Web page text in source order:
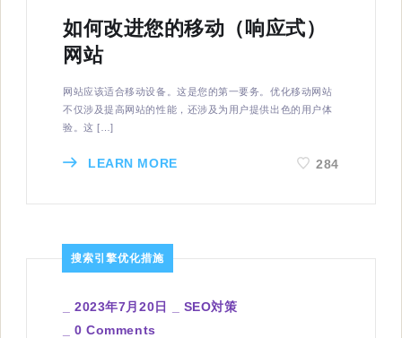
如何改进您的移动（响应式）
网站
网站应该适合移动设备。这是您的第一要务。优化移动网站
不仅涉及提高网站的性能，还涉及为用户提供出色的用户体
验。这 […]
LEARN MORE 284
搜索引擎优化措施
_2023年7月20日
SEO対策
_0 Comments